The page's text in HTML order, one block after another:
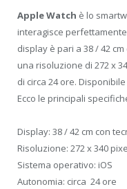
Apple Watch è lo
interagisce perfettamente
display è pari a 38 / 42
una risoluzione di 272 x
di circa 24 ore.
Ecco le principali
Display: 38 / 42 cm con
Risoluzione: 272 x 340
Sistema operativo: iOS
Autonomia: circa 24 ore